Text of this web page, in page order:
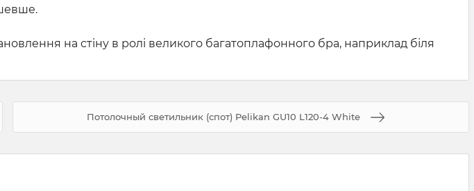
на стіну в ролі великого багатоплафонного бра, наприклад біля
Потолочный светильник (спот) Pelikan GU10 L120-4 White